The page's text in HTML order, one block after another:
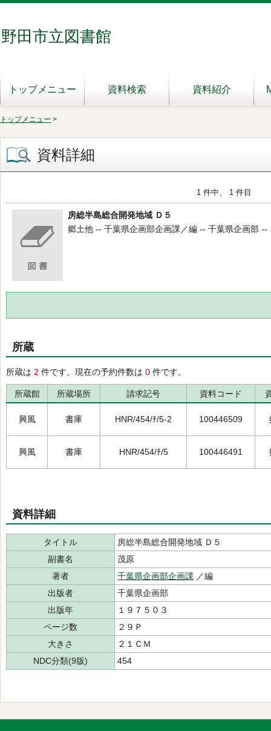
野田市立図書館
トップメニュー 資料検索 資料紹介
トップメニュー >
資料詳細
1 件中、 1 件目
房総半島総合開発地域 Ｄ５
郷土他 -- 千葉県企画部企画課／編 -- 千葉県企画部 --
所蔵
所蔵は 2 件です。現在の予約件数は 0 件です。
所蔵館 所蔵場所 請求記号 資料コード
興風 書庫 HNR/454/ﾁ/5-2 100446509
興風 書庫 HNR/454/ﾁ/5 100446491
資料詳細
タイトル
房総半島総合開発地域 Ｄ５
副書名
茂原
著者
千葉県企画部企画課 ／編
出版者
千葉県企画部
出版年
１９７５０３
ページ数
２９Ｐ
大きさ
２１ＣＭ
NDC分類(9版)
454